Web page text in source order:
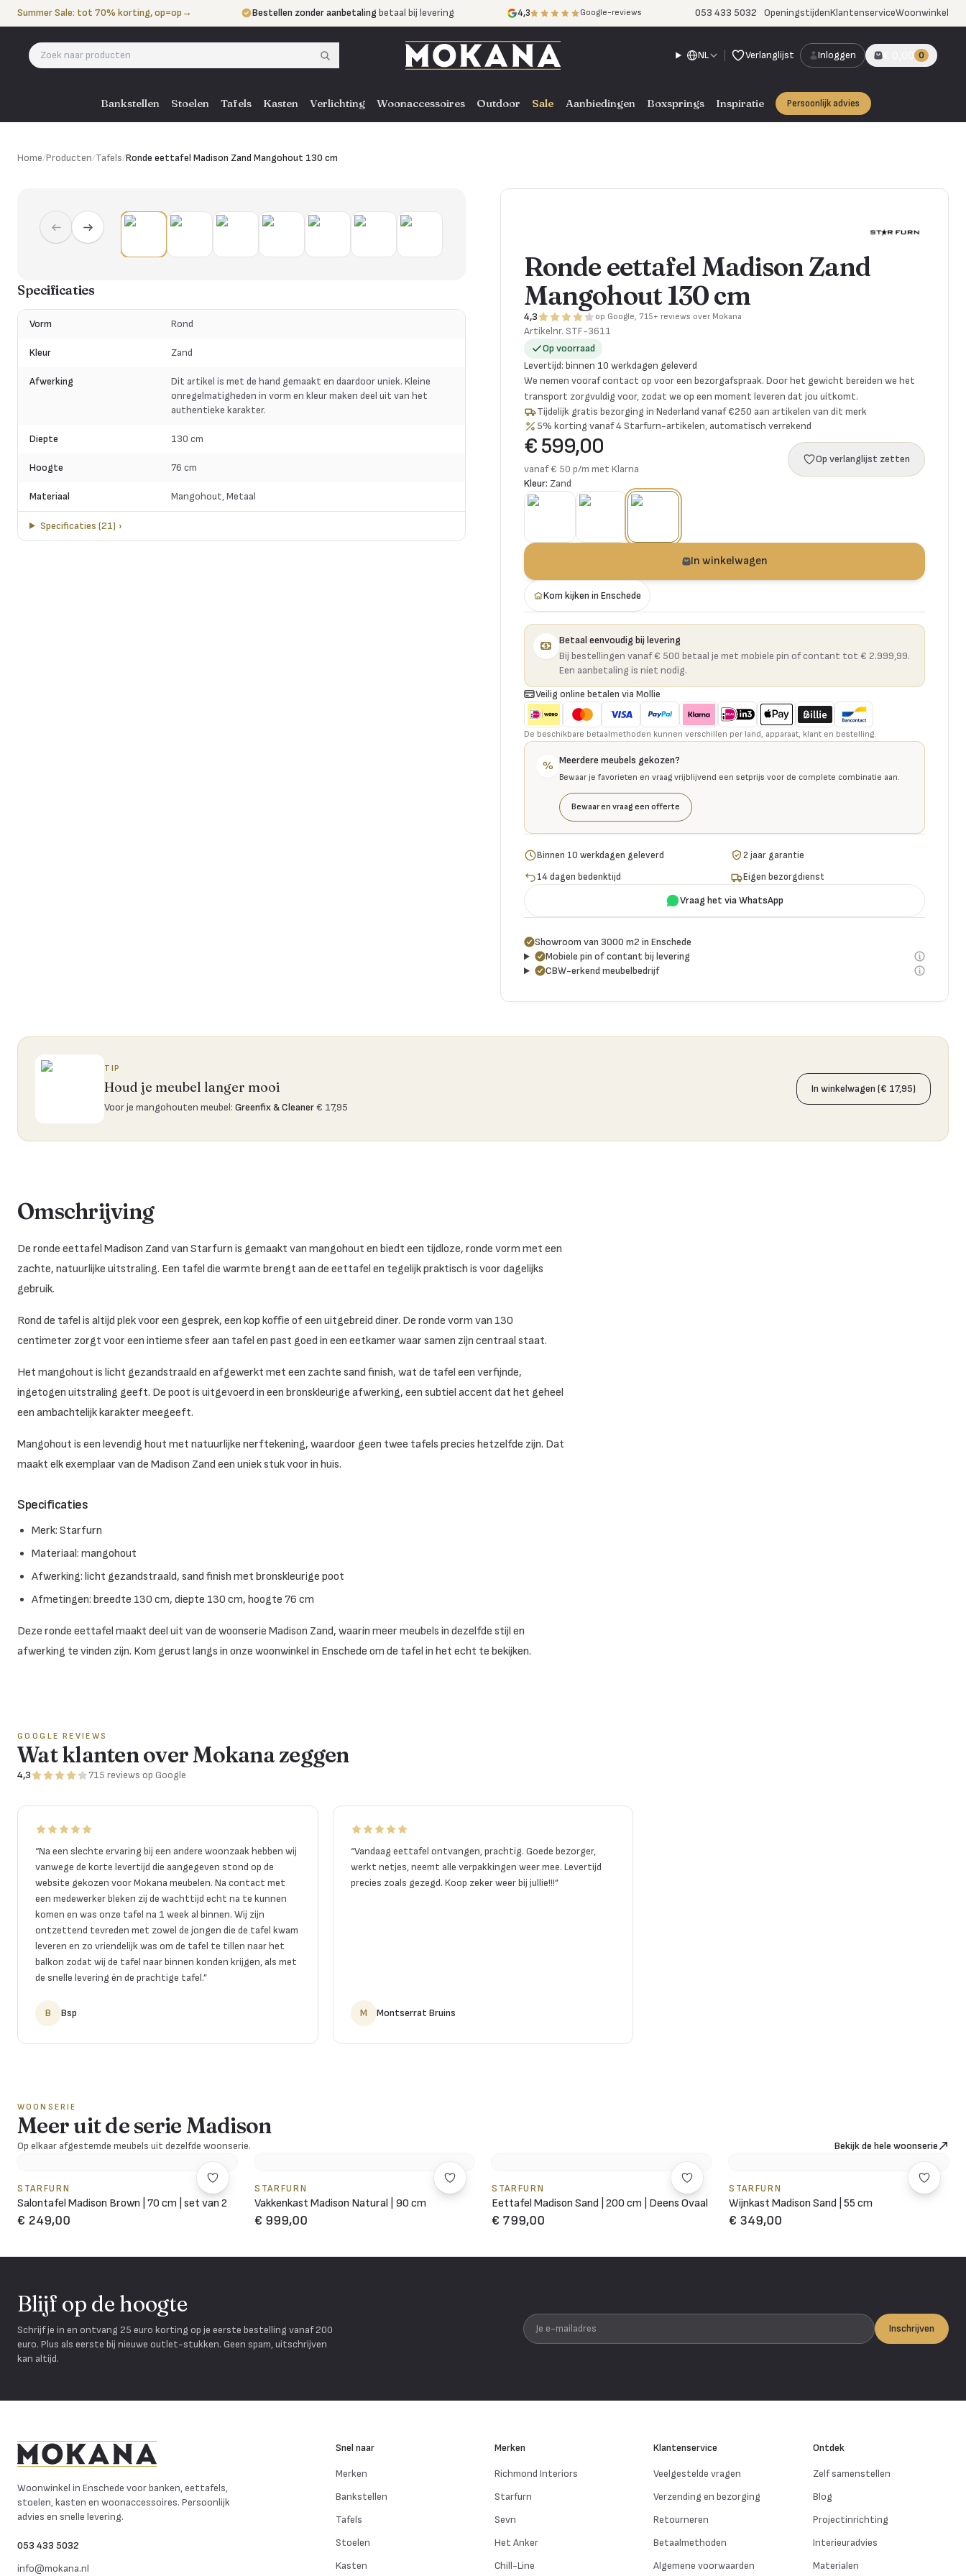
Naar de inhoud
Summer Sale: tot 70% korting, op=op→ Bestellen zonder aanbetaling betaal bij levering
Eigen bezorgdienst door heel NL, BE en DE
4,3 Google-reviews 053 433 5032 OpeningstijdenKlantenserviceWoonwinkel
NL Verlanglijst Inloggen € 0,00 0
Bankstellen Stoelen Tafels Kasten Verlichting Woonaccessoires Outdoor Sale Aanbiedingen Boxsprings Inspiratie Persoonlijk advies
Home/Producten/Tafels/Ronde eettafel Madison Zand Mangohout 130 cm
Specificaties
Vorm Rond
Kleur Zand
Afwerking
Dit artikel is met de hand gemaakt en daardoor uniek. Kleine
onregelmatigheden in vorm en kleur maken deel uit van het
authentieke karakter.
Diepte 130 cm
Hoogte 76 cm
Materiaal Mangohout, Metaal
Specificaties (21) ›
Ronde eettafel Madison Zand
Mangohout 130 cm
4,3 op Google, 715+ reviews over Mokana
Artikelnr. STF-3611
Op voorraad
Levertijd: binnen 10 werkdagen geleverd
We nemen vooraf contact op voor een bezorgafspraak. Door het gewicht bereiden we het
transport zorgvuldig voor, zodat we op een moment leveren dat jou uitkomt.
Tijdelijk gratis bezorging in Nederland vanaf €250 aan artikelen van dit merk
5% korting vanaf 4 Starfurn-artikelen, automatisch verrekend
€ 599,00
vanaf € 50 p/m met Klarna
Op verlanglijst zetten
Kleur: Zand
In winkelwagen
Kom kijken in Enschede
Betaal eenvoudig bij levering
Bij bestellingen vanaf € 500 betaal je met mobiele pin of contant tot € 2.999,99.
Een aanbetaling is niet nodig.
Veilig online betalen via Mollie
De beschikbare betaalmethoden kunnen verschillen per land, apparaat, klant en bestelling.
% Meerdere meubels gekozen?
Bewaar je favorieten en vraag vrijblijvend een setprijs voor de complete combinatie aan.
Bewaar en vraag een offerte
Binnen 10 werkdagen geleverd
2 jaar garantie
14 dagen bedenktijd
Eigen bezorgdienst
Vraag het via WhatsApp
Showroom van 3000 m2 in Enschede
Mobiele pin of contant bij levering
CBW-erkend meubelbedrijf
TIP
Houd je meubel langer mooi
Voor je mangohouten meubel: Greenfix & Cleaner€ 17,95
In winkelwagen (€ 17,95)
Omschrijving
De ronde eettafel Madison Zand van Starfurn is gemaakt van mangohout en biedt een tijdloze, ronde vorm met een
zachte, natuurlijke uitstraling. Een tafel die warmte brengt aan de eettafel en tegelijk praktisch is voor dagelijks
gebruik.
Rond de tafel is altijd plek voor een gesprek, een kop koffie of een uitgebreid diner. De ronde vorm van 130
centimeter zorgt voor een intieme sfeer aan tafel en past goed in een eetkamer waar samen zijn centraal staat.
Het mangohout is licht gezandstraald en afgewerkt met een zachte sand finish, wat de tafel een verfijnde,
ingetogen uitstraling geeft. De poot is uitgevoerd in een bronskleurige afwerking, een subtiel accent dat het geheel
een ambachtelijk karakter meegeeft.
Mangohout is een levendig hout met natuurlijke nerftekening, waardoor geen twee tafels precies hetzelfde zijn. Dat
maakt elk exemplaar van de Madison Zand een uniek stuk voor in huis.
Specificaties
Merk: Starfurn
Materiaal: mangohout
Afwerking: licht gezandstraald, sand finish met bronskleurige poot
Afmetingen: breedte 130 cm, diepte 130 cm, hoogte 76 cm
Deze ronde eettafel maakt deel uit van de woonserie Madison Zand, waarin meer meubels in dezelfde stijl en
afwerking te vinden zijn. Kom gerust langs in onze woonwinkel in Enschede om de tafel in het echt te bekijken.
GOOGLE REVIEWS
Wat klanten over Mokana zeggen
4,3 715 reviews op Google
“Na een slechte ervaring bij een andere woonzaak hebben wij
vanwege de korte levertijd die aangegeven stond op de
website gekozen voor Mokana meubelen. Na contact met
een medewerker bleken zij de wachttijd echt na te kunnen
komen en was onze tafel na 1 week al binnen. Wij zijn
ontzettend tevreden met zowel de jongen die de tafel kwam
leveren en zo vriendelijk was om de tafel te tillen naar het
balkon zodat wij de tafel naar binnen konden krijgen, als met
de snelle levering én de prachtige tafel.”
B Bsp
“Vandaag eettafel ontvangen, prachtig. Goede bezorger,
werkt netjes, neemt alle verpakkingen weer mee. Levertijd
precies zoals gezegd. Koop zeker weer bij jullie!!!”
M Montserrat Bruins
WOONSERIE
Meer uit de serie Madison
Op elkaar afgestemde meubels uit dezelfde woonserie. Bekijk de hele woonserie
STARFURN
Salontafel Madison Brown | 70 cm | set van 2
€ 249,00
STARFURN
Vakkenkast Madison Natural | 90 cm
€ 999,00
STARFURN
Eettafel Madison Sand | 200 cm | Deens Ovaal
€ 799,00
STARFURN
Wijnkast Madison Sand | 55 cm
€ 349,00
Blijf op de hoogte
Schrijf je in en ontvang 25 euro korting op je eerste bestelling vanaf 200
euro. Plus als eerste bij nieuwe outlet-stukken. Geen spam, uitschrijven
kan altijd.
Je e-mailadres
Inschrijven
Woonwinkel in Enschede voor banken, eettafels,
stoelen, kasten en woonaccessoires. Persoonlijk
advies en snelle levering.
053 433 5032
info@mokana.nl
Snel naar
Merken
Bankstellen
Tafels
Stoelen
Kasten
Merken
Richmond Interiors
Starfurn
Sevn
Het Anker
Chill-Line
Klantenservice
Veelgestelde vragen
Verzending en bezorging
Retourneren
Betaalmethoden
Algemene voorwaarden
Ontdek
Zelf samenstellen
Blog
Projectinrichting
Interieuradvies
Materialen